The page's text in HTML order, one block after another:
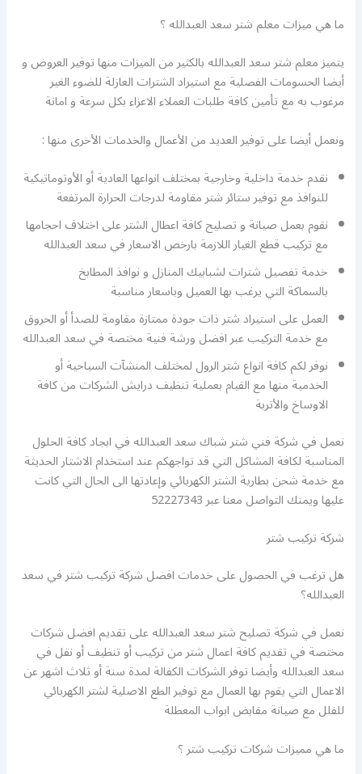
ما هي ميزات معلم شتر سعد العبدالله ؟
يتميز معلم شتر سعد العبدالله بالكثير من الميزات منها توفير العروض و
أيضا الحسومات الفصلية مع استيراد الشترات العازلة للضوء الغير
مرغوب به مع تأمين كافة طلبات العملاء الاعزاء بكل سرعة و امانة
ونعمل أيضا على توفير العديد من الأعمال والخدمات الأخرى منها :
نقدم خدمة داخلية وخارجية بمختلف انواعها العادية أو الأوتوماتيكية
للنوافذ مع توفير ستائر شتر مقاومة لدرجات الحرارة المرتفعة
نقوم بعمل صيانة و تصليح كافة اعطال الشتر على اختلاف احجامها
مع تركيب قطع الغيار اللازمة بارخص الاسعار في سعد العبدالله
خدمة تفصيل شترات لشبابيك المنازل و نوافذ المطابخ
بالسماكة التي يرغب بها العميل وباسعار مناسبة
العمل على استيراد شتر ذات جودة ممتازة مقاومة للصدأ أو الحروق
مع خدمة التركيب عبر افضل ورشة فنية مختصة في سعد العبدالله
نوفر لكم كافة انواع شتر الرول لمختلف المنشآت السياحية أو
الخدمية منها مع القيام بعملية تنظيف درايش الشركات من كافة
الاوساخ والأتربة
نعمل في شركة فني شتر شباك سعد العبدالله في ابجاد كافة الحلول
المناسبة لكافة المشاكل التي قد تواجهكم عند استخدام الاشتار الحديثة
مع خدمة شحن بطارية الشتر الكهربائي وإعادتها الى الحال التي كانت
عليها ويمنك التواصل معنا عبر 52227343
شركة تركيب شتر
هل ترغب في الحصول على خدمات افضل شركة تركيب شتر في سعد
العبدالله؟
نعمل في شركة تصليح شتر سعد العبدالله على تقديم افضل شركات
مختصة في تقديم كافة اعمال شتر من تركيب أو تنظيف أو نقل في
سعد العبدالله وأيضا توفر الشركات الكفالة لمدة سنة أو ثلاث اشهر عن
الاعمال التي يقوم بها العمال مع توفير الطع الاصلية لشتر الكهربائي
للفلل مع صيانة مقابض ابواب المعطلة
ما هي مميزات شركات تركيب شتر ؟